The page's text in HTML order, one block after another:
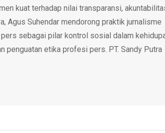
kuat terhadap nilai transparansi,
Agus Suhendar mendorong praktik jurnalisme
sebagai pilar kontrol sosial dalam
penguatan etika profesi pers. PT. Sandy Putra